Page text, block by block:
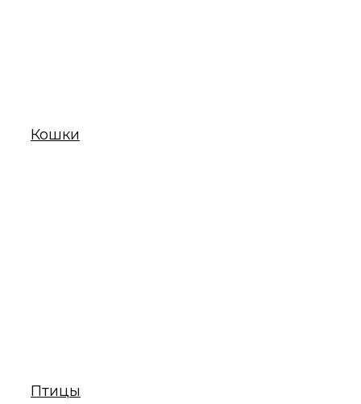
Кошки
Птицы